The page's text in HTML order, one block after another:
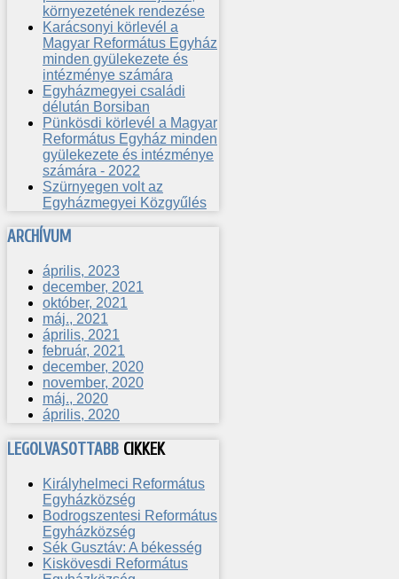
környezetének rendezése
Karácsonyi körlevél a
Magyar Református Egyház
minden gyülekezete és
intézménye számára
Egyházmegyei családi
délután Borsiban
Pünkösdi körlevél a Magyar
Református Egyház minden
gyülekezete és intézménye
számára - 2022
Szürnyegen volt az
Egyházmegyei Közgyűlés
ARCHÍVUM
április, 2023
december, 2021
október, 2021
máj., 2021
április, 2021
február, 2021
december, 2020
november, 2020
máj., 2020
április, 2020
LEGOLVASOTTABB CIKKEK
Királyhelmeci Református
Egyházközség
Bodrogszentesi Református
Egyházközség
Sék Gusztáv: A békesség
Kiskövesdi Református